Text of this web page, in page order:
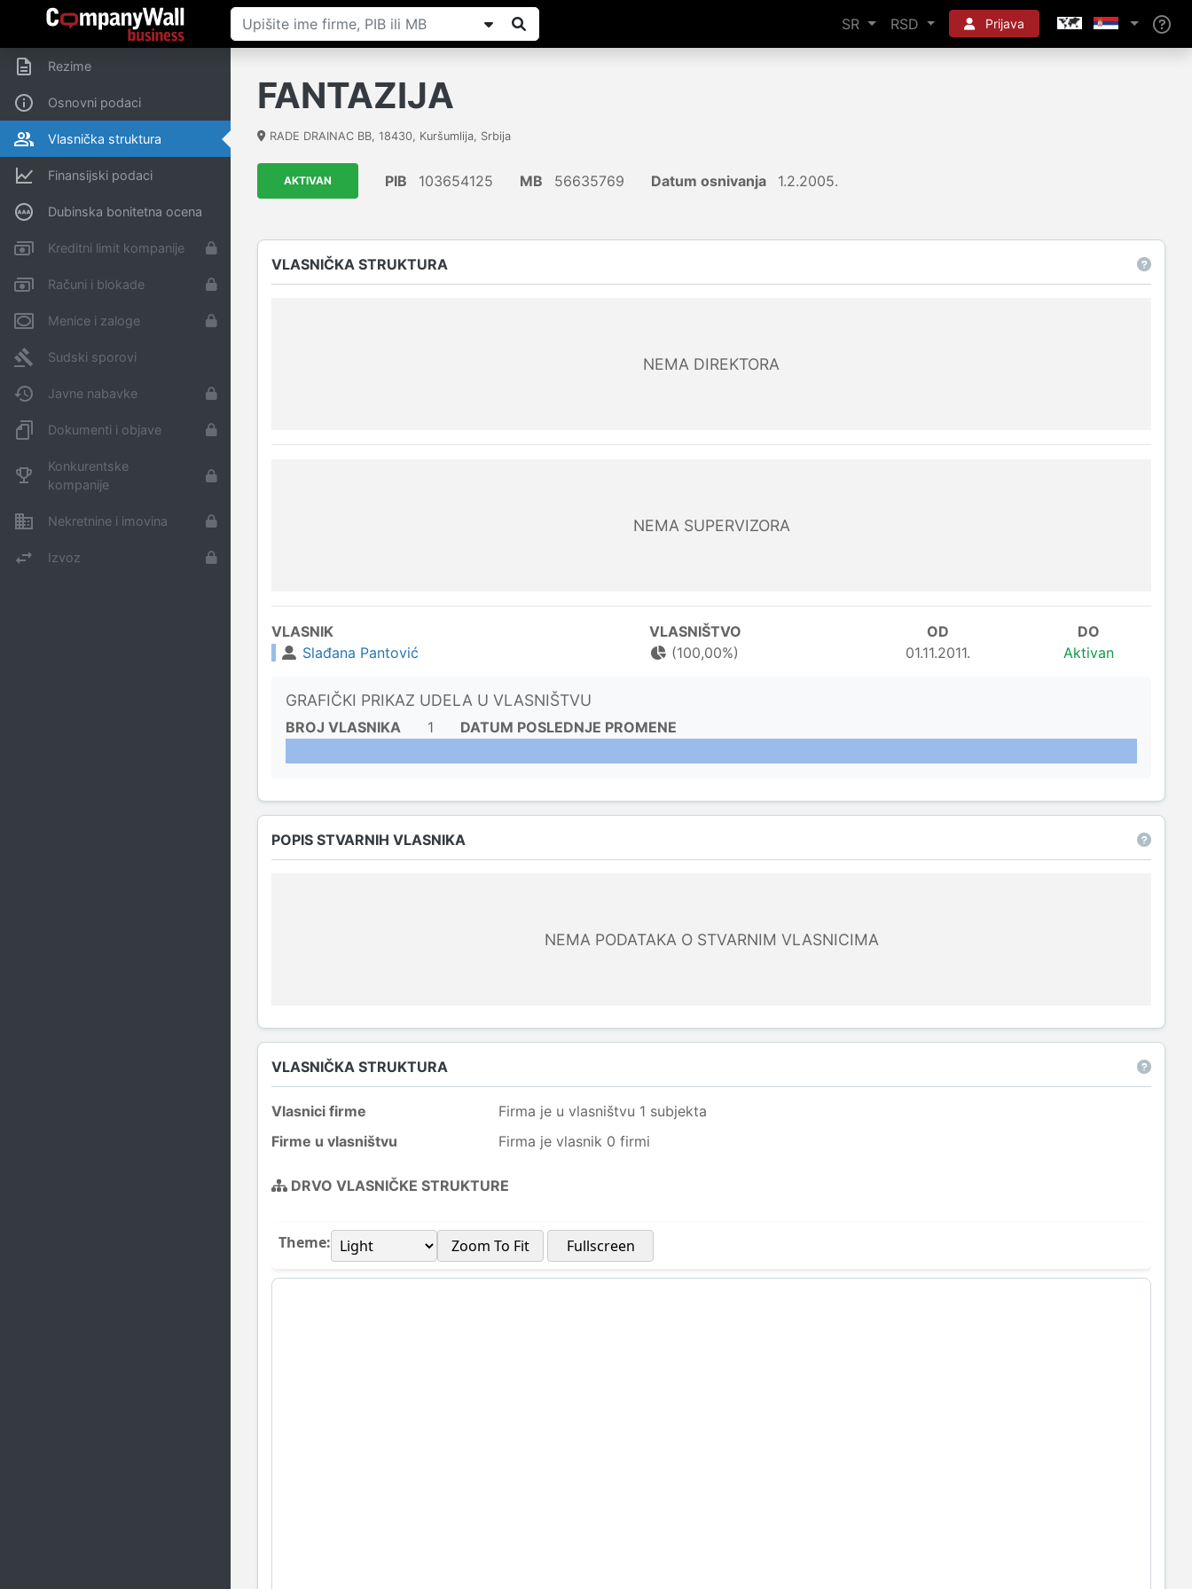
SR RSD Prijava
Rezime
Osnovni podaci
Vlasnička struktura
Finansijski podaci
Dubinska bonitetna ocena
Kreditni limit kompanije
Računi i blokade
Menice i zaloge
Sudski sporovi
Javne nabavke
Dokumenti i objave
Konkurentske
kompanije
Nekretnine i imovina
Izvoz
FANTAZIJA
RADE DRAINAC BB, 18430, Kuršumlija, Srbija
AKTIVAN PIB 103654125 MB 56635769 Datum osnivanja 1.2.2005.
VLASNIČKA STRUKTURA
NEMA DIREKTORA
NEMA SUPERVIZORA
VLASNIK VLASNIŠTVO OD
DO
Slađana Pantović
(100,00%) 01.11.2011. Aktivan
GRAFIČKI PRIKAZ UDELA U VLASNIŠTVU
BROJ VLASNIKA 1 DATUM POSLEDNJE PROMENE
POPIS STVARNIH VLASNIKA
NEMA PODATAKA O STVARNIM VLASNICIMA
VLASNIČKA STRUKTURA
Vlasnici firme
Firma je u vlasništvu 1 subjekta
Firme u vlasništvu
Firma je vlasnik 0 firmi
DRVO VLASNIČKE STRUKTURE
Theme: Zoom To Fit Fullscreen